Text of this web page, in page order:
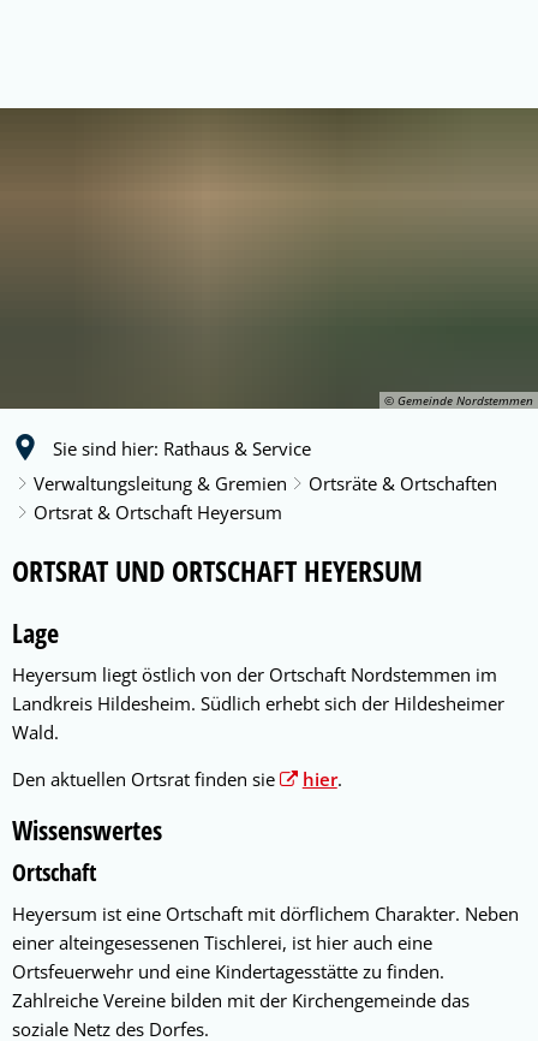
© Gemeinde Nordstemmen
Sie sind hier: Rathaus & Service
Verwaltungsleitung & Gremien
Ortsräte & Ortschaften
Ortsrat & Ortschaft Heyersum
Ortsrat
Ortschaft
Heyersum
ORTSRAT UND ORTSCHAFT HEYERSUM
Lage
Heyersum liegt östlich von der Ortschaft Nordstemmen im
Landkreis Hildesheim. Südlich erhebt sich der Hildesheimer
Wald.
Den aktuellen Ortsrat finden sie
hier.
Wissenswertes
Ortschaft
Heyersum ist eine Ortschaft mit dörflichem Charakter. Neben
einer alteingesessenen Tischlerei, ist hier auch eine
Ortsfeuerwehr und eine Kindertagesstätte zu finden.
Zahlreiche Vereine bilden mit der Kirchengemeinde das
soziale Netz des Dorfes.